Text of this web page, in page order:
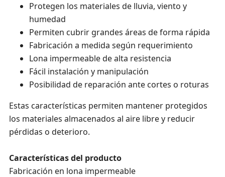
Protegen los materiales de lluvia, viento y
humedad
Permiten cubrir grandes áreas de forma rápida
Fabricación a medida según requerimiento
Lona impermeable de alta resistencia
Fácil instalación y manipulación
Posibilidad de reparación ante cortes o roturas
Estas características permiten mantener protegidos
los materiales almacenados al aire libre y reducir
pérdidas o deterioro.
Características del producto
Fabricación en lona impermeable